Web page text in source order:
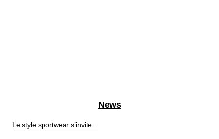
News
Le style sportwear s’invite...